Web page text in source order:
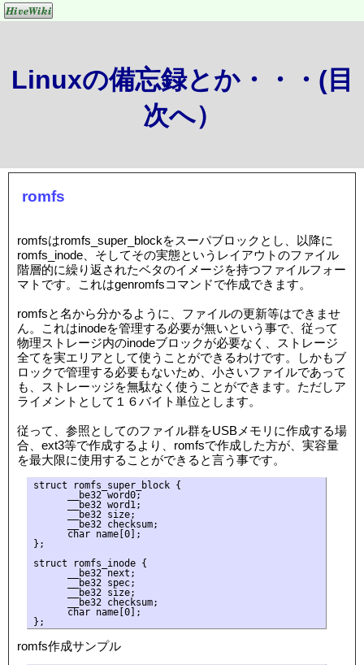
Linuxの備忘録とか・・・(目
次へ）
romfs
romfsはromfs_super_blockをスーパブロックとし、以降に
romfs_inode、そしてその実態というレイアウトのファイル
階層的に繰り返されたベタのイメージを持つファイルフォー
マトです。これはgenromfsコマンドで作成できます。
romfsと名から分かるように、ファイルの更新等はできませ
ん。これはinodeを管理する必要が無いという事で、従って
物理ストレージ内のinodeブロックが必要なく、ストレージ
全てを実エリアとして使うことができるわけです。しかもブ
ロックで管理する必要もないため、小さいファイルであって
も、ストレーッジを無駄なく使うことができます。ただしア
ライメントとして１６バイト単位とします。
従って、参照としてのファイル群をUSBメモリに作成する場
合、ext3等で作成するより、romfsで作成した方が、実容量
を最大限に使用することができると言う事です。
struct romfs_super_block {
      __be32 word0;
      __be32 word1;
      __be32 size;
      __be32 checksum;
      char name[0];
};
struct romfs_inode {
      __be32 next;
      __be32 spec;
      __be32 size;
      __be32 checksum;
      char name[0];
romfs作成サンプル